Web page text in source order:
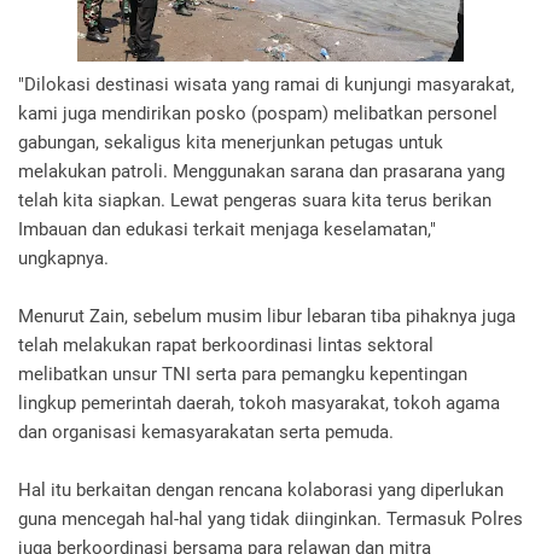
"Dilokasi destinasi wisata yang ramai di kunjungi masyarakat,
kami juga mendirikan posko (pospam) melibatkan personel
gabungan, sekaligus kita menerjunkan petugas untuk
melakukan patroli. Menggunakan sarana dan prasarana yang
telah kita siapkan. Lewat pengeras suara kita terus berikan
Imbauan dan edukasi terkait menjaga keselamatan,"
ungkapnya.
Menurut Zain, sebelum musim libur lebaran tiba pihaknya juga
telah melakukan rapat berkoordinasi lintas sektoral
melibatkan unsur TNI serta para pemangku kepentingan
lingkup pemerintah daerah, tokoh masyarakat, tokoh agama
dan organisasi kemasyarakatan serta pemuda.
Hal itu berkaitan dengan rencana kolaborasi yang diperlukan
guna mencegah hal-hal yang tidak diinginkan. Termasuk Polres
juga berkoordinasi bersama para relawan dan mitra